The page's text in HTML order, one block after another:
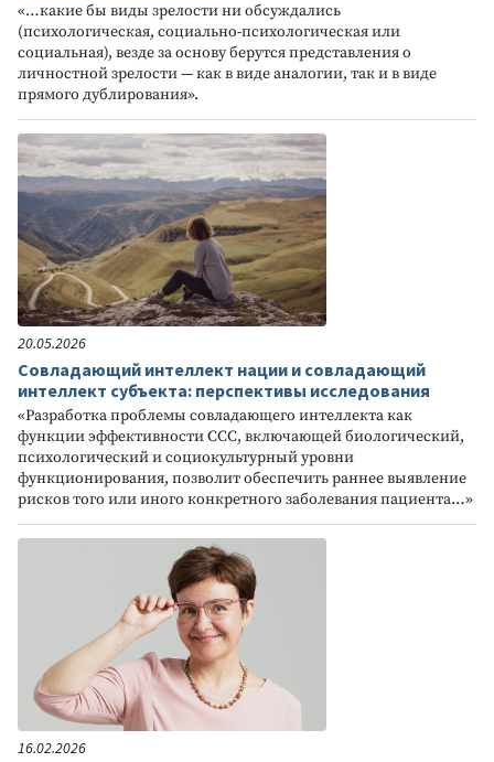
«…какие бы виды зрелости ни обсуждались
(психологическая, социально-психологическая или
социальная), везде за основу берутся представления о
личностной зрелости — как в виде аналогии, так и в виде
прямого дублирования».
20.05.2026
Совладающий интеллект нации и совладающий
интеллект субъекта: перспективы исследования
«Разработка проблемы совладающего интеллекта как
функции эффективности ССС, включающей биологический,
психологический и социокультурный уровни
функционирования, позволит обеспечить раннее выявление
рисков того или иного конкретного заболевания пациента…»
16.02.2026